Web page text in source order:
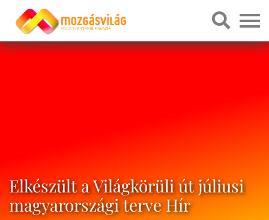
Elkészült a Világkörüli út júliusi
magyarországi terve Hír